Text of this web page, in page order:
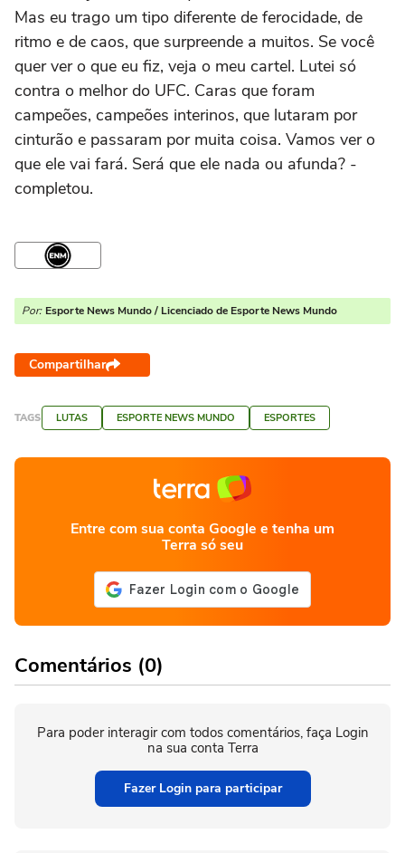
Mas eu trago um tipo diferente de ferocidade, de
ritmo e de caos, que surpreende a muitos. Se você
quer ver o que eu fiz, veja o meu cartel. Lutei só
contra o melhor do UFC. Caras que foram
campeões, campeões interinos, que lutaram por
cinturão e passaram por muita coisa. Vamos ver o
que ele vai fará. Será que ele nada ou afunda? -
completou.
Por: Esporte News Mundo / Licenciado de Esporte News Mundo
Compartilhar
TAGS LUTAS ESPORTE NEWS MUNDO ESPORTES
Entre com sua conta Google e tenha um
Terra só seu
Comentários (0)
Para poder interagir com todos comentários, faça Login
na sua conta Terra
Fazer Login para participar